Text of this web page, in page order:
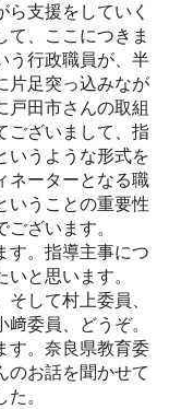
支援をしていく
て、ここにつきま
う行政職員が、半
片足突っ込みなが
戸田市さんの取組
ございまして、指
いうような形式を
ネーターとなる職
いうことの重要性
ざいます。
。指導主事につ
と思います。
して村上委員、
委員、どうぞ。
。奈良県教育委
のお話を聞かせて
。